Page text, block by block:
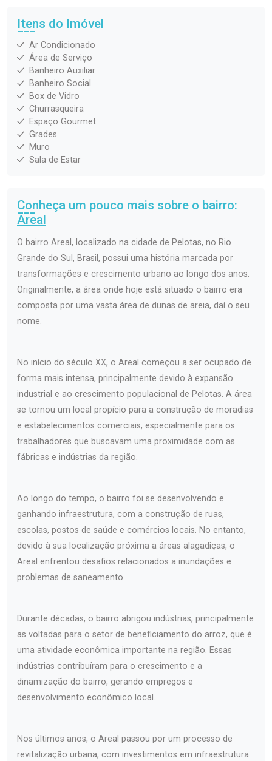
Itens do Imóvel
Ar Condicionado
Área de Serviço
Banheiro Auxiliar
Banheiro Social
Box de Vidro
Churrasqueira
Espaço Gourmet
Grades
Muro
Sala de Estar
Conheça um pouco mais sobre o bairro:
Areal
O bairro Areal, localizado na cidade de Pelotas, no Rio
Grande do Sul, Brasil, possui uma história marcada por
transformações e crescimento urbano ao longo dos anos.
Originalmente, a área onde hoje está situado o bairro era
composta por uma vasta área de dunas de areia, daí o seu
nome.
No início do século XX, o Areal começou a ser ocupado de
forma mais intensa, principalmente devido à expansão
industrial e ao crescimento populacional de Pelotas. A área
se tornou um local propício para a construção de moradias
e estabelecimentos comerciais, especialmente para os
trabalhadores que buscavam uma proximidade com as
fábricas e indústrias da região.
Ao longo do tempo, o bairro foi se desenvolvendo e
ganhando infraestrutura, com a construção de ruas,
escolas, postos de saúde e comércios locais. No entanto,
devido à sua localização próxima a áreas alagadiças, o
Areal enfrentou desafios relacionados a inundações e
problemas de saneamento.
Durante décadas, o bairro abrigou indústrias, principalmente
as voltadas para o setor de beneficiamento do arroz, que é
uma atividade econômica importante na região. Essas
indústrias contribuíram para o crescimento e a
dinamização do bairro, gerando empregos e
desenvolvimento econômico local.
Nos últimos anos, o Areal passou por um processo de
revitalização urbana, com investimentos em infraestrutura